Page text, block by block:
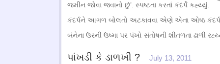
જમીન જોવા જવાનો છું’. સ્પષ્ટતા કરતાં કંદર્પે કહ્ય્યું.
કંદર્પને આગળ બોલતો અટકાવવા એણે એના ઓષ્ઠ
બંનેના ઉરની ઉષ્મા પર પંખો સંતોષની શીતળતા ઢાળી
પાંખડી કે ડાળખી ? July 13, 2011